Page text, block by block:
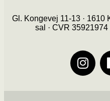
Gl. Kongevej 11-13 · 1610
sal · CVR